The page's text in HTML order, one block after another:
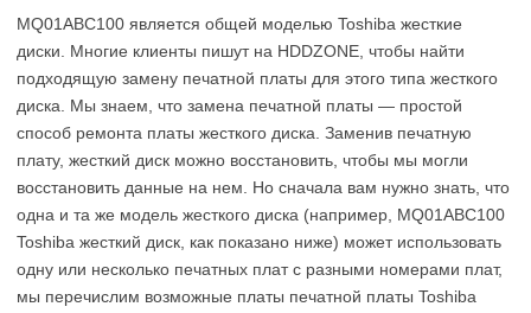
MQ01ABC100 является общей моделью Toshiba жесткие
диски. Многие клиенты пишут на HDDZONE, чтобы найти
подходящую замену печатной платы для этого типа жесткого
диска. Мы знаем, что замена печатной платы — простой
способ ремонта платы жесткого диска. Заменив печатную
плату, жесткий диск можно восстановить, чтобы мы могли
восстановить данные на нем. Но сначала вам нужно знать, что
одна и та же модель жесткого диска (например, MQ01ABC100
Toshiba жесткий диск, как показано ниже) может использовать
одну или несколько печатных плат с разными номерами плат,
мы перечислим возможные платы печатной платы Toshiba